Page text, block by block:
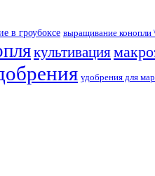
в гроубоксе выращивание конопли
культивация
удобрения для